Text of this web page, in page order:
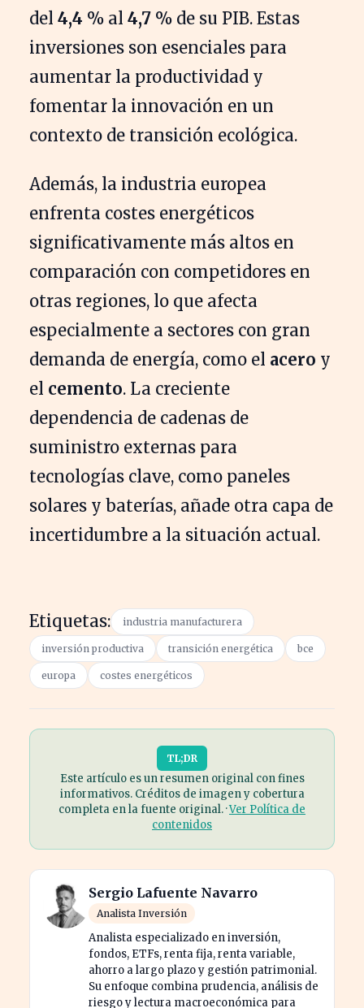
del 4,4 % al 4,7 % de su PIB. Estas
inversiones son esenciales para
aumentar la productividad y
fomentar la innovación en un
contexto de transición ecológica.
Además, la industria europea
enfrenta costes energéticos
significativamente más altos en
comparación con competidores en
otras regiones, lo que afecta
especialmente a sectores con gran
demanda de energía, como el acero y
el cemento. La creciente
dependencia de cadenas de
suministro externas para
tecnologías clave, como paneles
solares y baterías, añade otra capa de
incertidumbre a la situación actual.
Etiquetas: industria manufacturera
inversión productiva transición energética bce
europa costes energéticos
TL;DR
Este artículo es un resumen original con fines
informativos. Créditos de imagen y cobertura
completa en la fuente original. ·Ver Política de
contenidos
Sergio Lafuente Navarro
Analista Inversión
Analista especializado en inversión,
fondos, ETFs, renta fija, renta variable,
ahorro a largo plazo y gestión patrimonial.
Su enfoque combina prudencia, análisis de
riesgo y lectura macroeconómica para